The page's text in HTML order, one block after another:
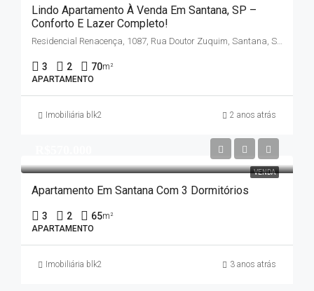
Lindo Apartamento À Venda Em Santana, SP –
Conforto E Lazer Completo!
Residencial Renacença, 1087, Rua Doutor Zuquim, Santana, São Paulo, Região Imediata de São Paulo, Região Metropolitana de São Paulo, Região Geográfica Intermediária de São Paulo, São Paulo, Região Sudeste, 02035-011, Brasil
3 2 70m²
APARTAMENTO
Imobiliária blk2 2 anos atrás
VENDA
Apartamento Em Santana Com 3 Dormitórios
3 2 65m²
APARTAMENTO
Imobiliária blk2 3 anos atrás